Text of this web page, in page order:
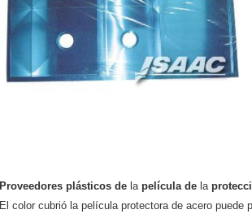
Proveedores plásticos de la película de la
El color cubrió la película protectora de acero